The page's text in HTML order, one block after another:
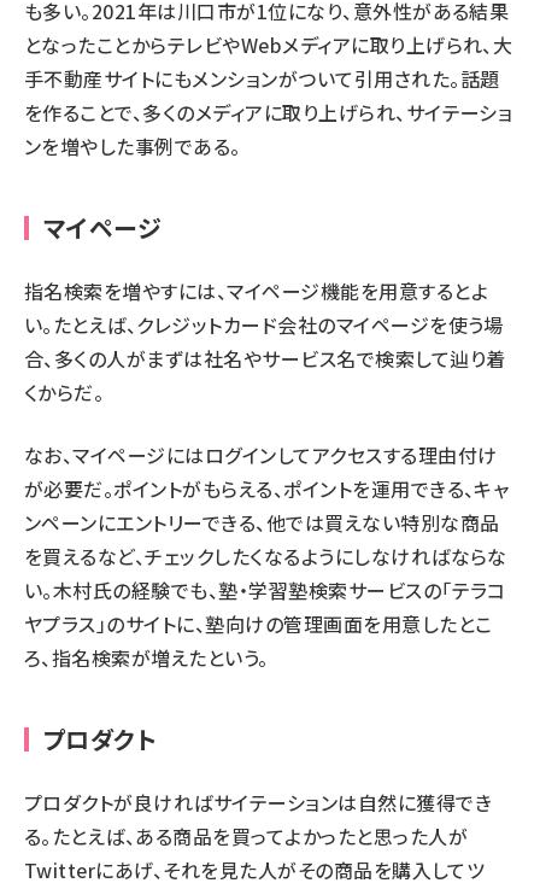
も多い。2021年は川口市が1位になり、意外性がある結果
となったことからテレビやWebメディアに取り上げられ、大
手不動産サイトにもメンションがついて引用された。話題
を作ることで、多くのメディアに取り上げられ、サイテーショ
ンを増やした事例である。
マイページ
指名検索を増やすには、マイページ機能を用意するとよ
い。たとえば、クレジットカード会社のマイページを使う場
合、多くの人がまずは社名やサービス名で検索して辿り着
くからだ。
なお、マイページにはログインしてアクセスする理由付け
が必要だ。ポイントがもらえる、ポイントを運用できる、キャ
ンペーンにエントリーできる、他では買えない特別な商品
を買えるなど、チェックしたくなるようにしなければならな
い。木村氏の経験でも、塾・学習塾検索サービスの「テラコ
ヤプラス」のサイトに、塾向けの管理画面を用意したとこ
ろ、指名検索が増えたという。
プロダクト
プロダクトが良ければサイテーションは自然に獲得でき
る。たとえば、ある商品を買ってよかったと思った人が
Twitterにあげ、それを見た人がその商品を購入してツ